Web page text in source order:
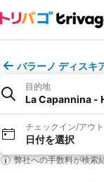
バラーノ ディスキ
目的地
La Capannina -
チェックイン/アウト
日付を選択
弊社への手数料が検索